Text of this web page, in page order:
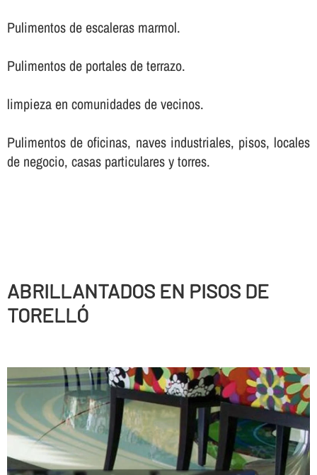
Pulimentos de escaleras marmol.
Pulimentos de portales de terrazo.
limpieza en comunidades de vecinos.
Pulimentos de oficinas, naves industriales, pisos, locales
de negocio, casas particulares y torres.
ABRILLANTADOS EN PISOS DE
TORELLÓ